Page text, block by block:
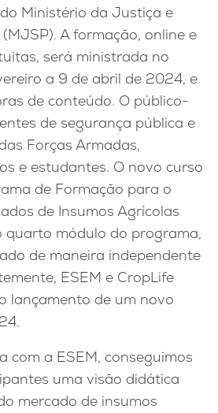
Ministério da Justiça e
A formação, online e
será ministrada no
a 9 de abril de 2024, e
de conteúdo. O público-
de segurança pública e
Forças Armadas,
e estudantes. O novo curso
de Formação para o
de Insumos Agrícolas
quarto módulo do programa,
de maneira independente
ESEM e CropLife
lançamento de um novo
com a ESEM, conseguimos
uma visão didática
mercado de insumos